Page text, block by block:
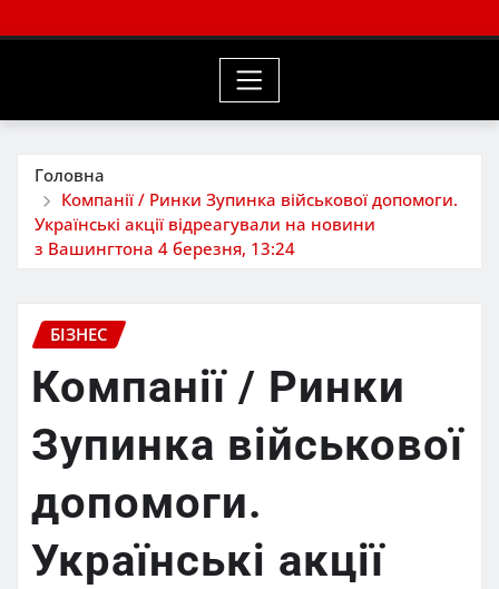
Головна
Компанії / Ринки Зупинка військової допомоги.
Українські акції відреагували на новини
з Вашингтона 4 березня, 13:24
БІЗНЕС
Компанії / Ринки
Зупинка військової
допомоги.
Українські акції